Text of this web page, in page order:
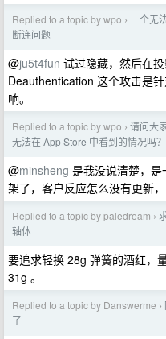
Replied to a topic by wpo › 一个无
断连问题
@ju5t4fun 试过隐藏，然后在
Deauthentication 这个攻击是
响。
Replied to a topic by wpo › 请问大
无法在 App Store 中看到的情况吗？
@minsheng 是我没说清楚，
架了，客户反应怎么没有更新
Replied to a topic by paledream ›
轴体
要追求轻换 28g 弹簧的酒红，
31g 。
Replied to a topic by Danswerme ›
了